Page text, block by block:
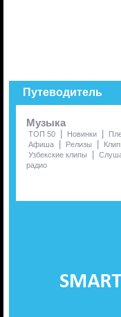
Путеводитель
Музыка
ТОП 50 | Новинки |
Афиша | Релизы |
Узбекские клипы |
радио